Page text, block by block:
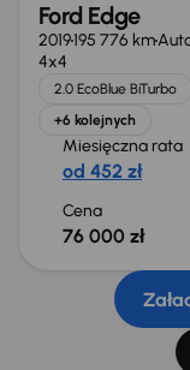
Ford Edge
2019195 776 km
4x4
2.0 EcoBlue BiTurbo
+6 kolejnych
Miesięczna rata
od 452 zł
Cena
76 000 zł